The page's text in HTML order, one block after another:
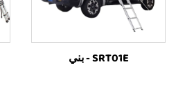
SRT01E - بني